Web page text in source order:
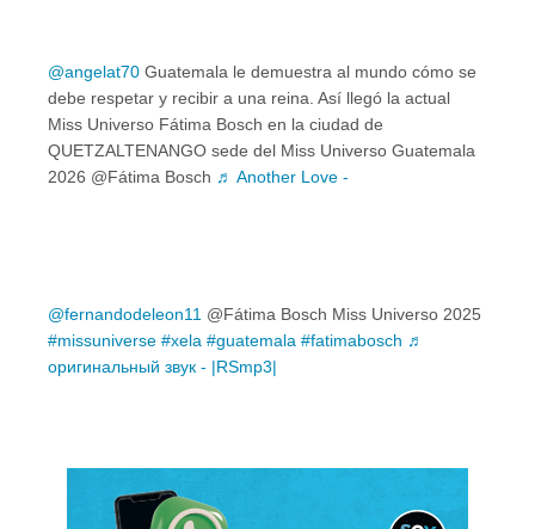
@angelat70 Guatemala le demuestra al mundo cómo se
debe respetar y recibir a una reina. Así llegó la actual
Miss Universo Fátima Bosch en la ciudad de
QUETZALTENANGO sede del Miss Universo Guatemala
2026 @Fátima Bosch ♬ Another Love -
@fernandodeleon11 @Fátima Bosch Miss Universo 2025
#missuniverse #xela #guatemala #fatimabosch ♬
оригинальный звук - |RSmp3|